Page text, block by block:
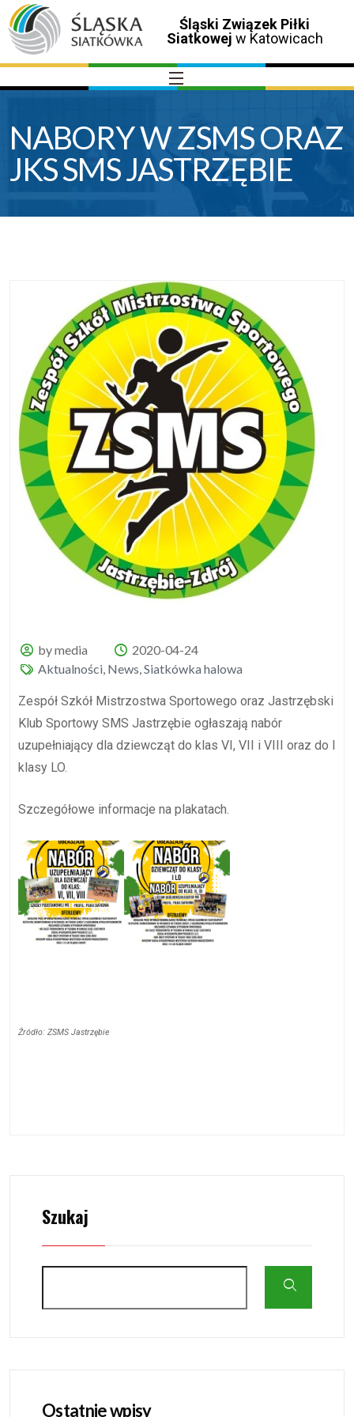
Śląski Związek Piłki
Siatkowej w Katowicach
NABORY W ZSMS ORAZ
JKS SMS JASTRZĘBIE
by media
2020-04-24
Aktualności, News,Siatkówka halowa
Zespół Szkół Mistrzostwa Sportowego oraz Jastrzębski
Klub Sportowy SMS Jastrzębie ogłaszają nabór
uzupełniający dla dziewcząt do klas VI, VII i VIII oraz do I
klasy LO.
Szczegółowe informacje na plakatach.
Źródło: ZSMS Jastrzębie
Szukaj
Ostatnie wpisy